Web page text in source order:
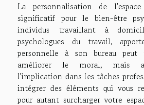
La personnalisation de
significatif pour le bien-être
individus travaillant à
psychologues du travail,
personnelle à son bureau peut
améliorer le moral, mais
l'implication dans les tâches
intégrer des éléments qui vous
pour autant surcharger votre